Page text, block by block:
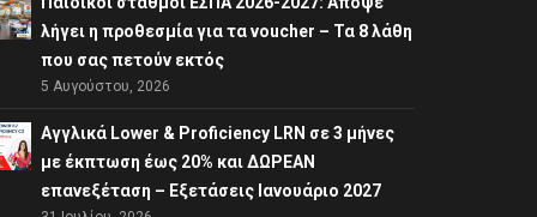
λήγει η προθεσμία για τα voucher – Τα 8 λάθη
που σας πετούν εκτός
5 Αυγούστου, 2026
Αγγλικά Lower & Proficiency LRN σε 3 μήνες
με έκπτωση έως 20% και ΔΩΡΕΑΝ
επανεξέταση – Εξετάσεις Ιανουάριο 2027